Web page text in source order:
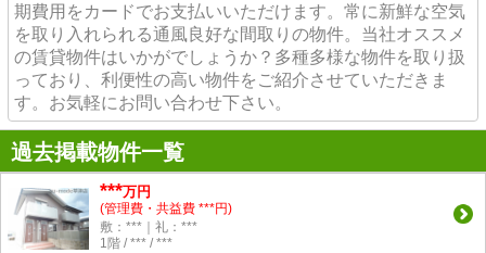
期費用をカードでお支払いいただけます。常に新鮮な空気
を取り入れられる通風良好な間取りの物件。当社オススメ
の賃貸物件はいかがでしょうか？多種多様な物件を取り扱
っており、利便性の高い物件をご紹介させていただきま
す。お気軽にお問い合わせ下さい。
過去掲載物件一覧
***万円
(管理費・共益費 ***円)
敷：***｜礼：***
1階 / *** / ***